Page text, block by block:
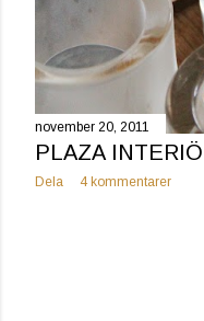
november 20, 2011
PLAZA
Dela 4 kommentarer